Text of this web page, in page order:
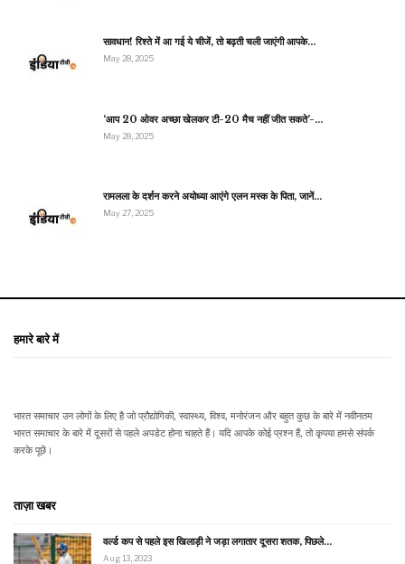
सावधान! रिश्ते में आ गई ये चीजें, तो बढ़ती चली जाएंगी आपके…
May 28, 2025
‘आप 20 ओवर अच्छा खेलकर टी-20 मैच नहीं जीत सकते’-…
May 28, 2025
रामलला के दर्शन करने अयोध्या आएंगे एलन मस्क के पिता, जानें…
May 27, 2025
हमारे बारे में
भारत समाचार उन लोगों के लिए है जो प्रौद्योगिकी, स्वास्थ्य, विश्व, मनोरंजन और बहुत कुछ के बारे में नवीनतम
भारत समाचार के बारे में दूसरों से पहले अपडेट होना चाहते हैं। यदि आपके कोई प्रश्न हैं, तो कृपया हमसे संपर्क
करके पूछें।
ताज़ा खबर
वर्ल्ड कप से पहले इस खिलाड़ी ने जड़ा लगातार दूसरा शतक, पिछले…
Aug 13, 2023